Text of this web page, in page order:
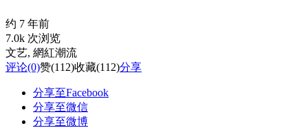
约 7 年前
7.0k 次浏览
文艺, 網紅潮流
评论(0)赞(112)收藏(112)分享
分享至Facebook
分享至微信
分享至微博